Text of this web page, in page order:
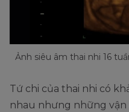
Ảnh siêu âm thai nhi 16
Tứ chi của thai nhi có
nhau nhưng những